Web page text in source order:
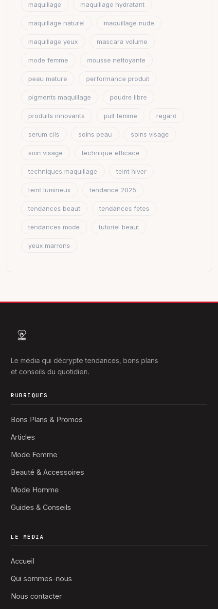
maquillage maquillage hydratant
maquillage naturel maquillage nude
maquillage yeux mascara volume
mode femme mousse nettoyante
peau mature performance produit
pigments maquillage poudre libre
produits innovants pull femme regard
serum cils soins peau soins visage
soin visage technique efficace
techniques maquillage teint hiver
teint lumineux tendance 2025
tendances beaut tendances fetes
tendances mode tutoriel beaut
yeux marrons
Le média qui décrypte tendances, bons plans
et conseils du quotidien.
RUBRIQUES
Bons Plans & Promos
Articles
Mode Femme
Beauté & Accessoires
Mode Homme
Guides & Conseils
LE MÉDIA
Accueil
Qui sommes-nous
Nous contacter